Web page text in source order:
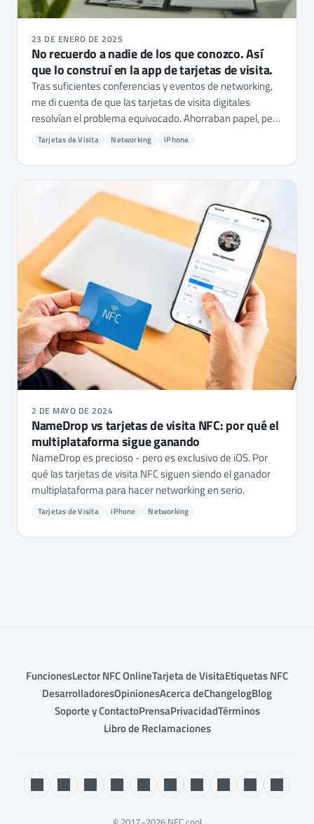
23 DE ENERO DE 2025
No recuerdo a nadie de los que conozco. Así
que lo construí en la app de tarjetas de visita.
Tras suficientes conferencias y eventos de networking,
me di cuenta de que las tarjetas de visita digitales
resolvían el problema equivocado. Ahorraban papel, pero
no el contexto. Así que añadí una capa de contexto
conocisteis, en qué están trabajando, qué hay que hacer
Tarjetas de Visita Networking iPhone
2 DE MAYO DE 2024
NameDrop vs tarjetas de visita NFC: por qué el
multiplataforma sigue ganando
NameDrop es precioso - pero es exclusivo de iOS. Por
qué las tarjetas de visita NFC siguen siendo el ganador
multiplataforma para hacer networking en serio.
Tarjetas de Visita iPhone Networking
FuncionesLector NFC OnlineTarjeta de VisitaEtiquetas NFC
DesarrolladoresOpinionesAcerca deChangelogBlog
Soporte y ContactoPrensaPrivacidadTérminos
Libro de Reclamaciones